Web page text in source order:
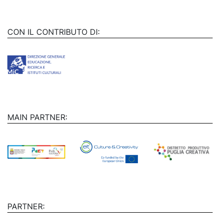
CON IL CONTRIBUTO DI:
MAIN PARTNER:
PARTNER: